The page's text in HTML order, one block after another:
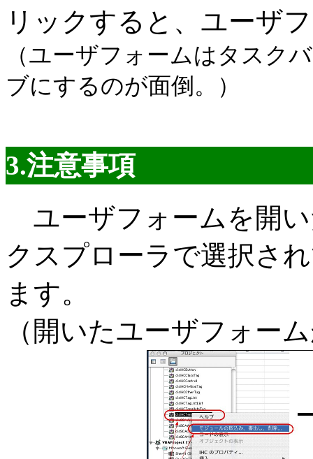
リックすると、ユーザ
（ユーザフォームはタスク
ブにするのが面倒。）
3.注意事項
ユーザフォームを開
クスプローラで選択さ
ます。
（開いたユーザフォー